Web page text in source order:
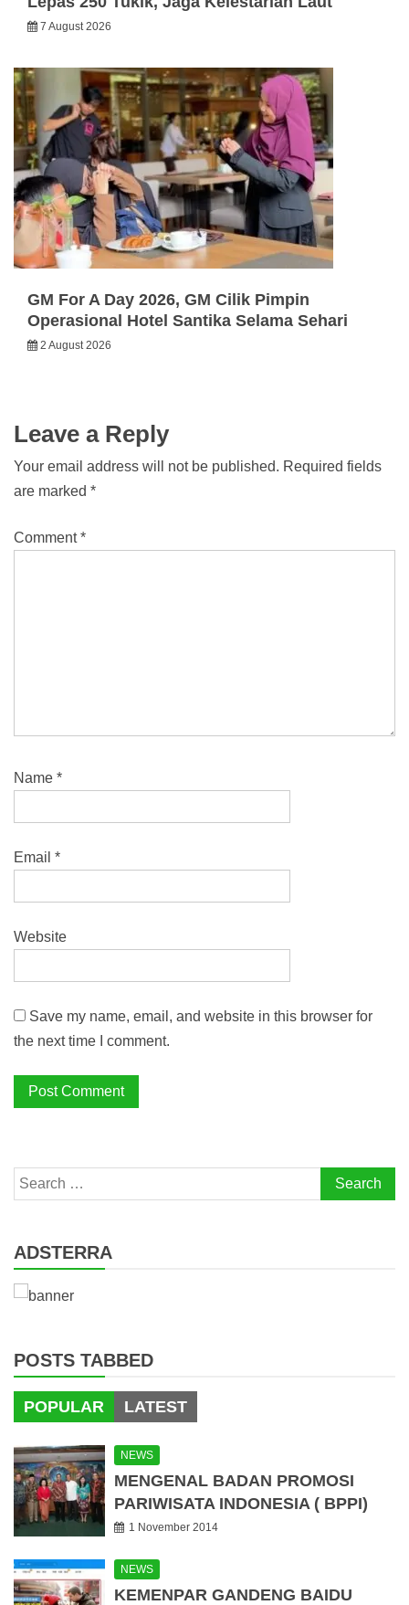
7 August 2026
GM For A Day 2026, GM Cilik Pimpin
Operasional Hotel Santika Selama Sehari
2 August 2026
Leave a Reply
Your email address will not be published. Required fields
are marked *
Comment*
Name *
Email *
Website
Save my name, email, and website in this browser for
the next time I comment.
Search
for:
ADSTERRA
POSTS TABBED
POPULAR LATEST
NEWS
MENGENAL BADAN PROMOSI
PARIWISATA INDONESIA ( BPPI)
1 November 2014
NEWS
KEMENPAR GANDENG BAIDU